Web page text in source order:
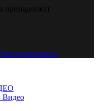
принадлежат